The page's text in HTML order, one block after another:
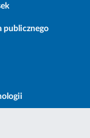
publicznego